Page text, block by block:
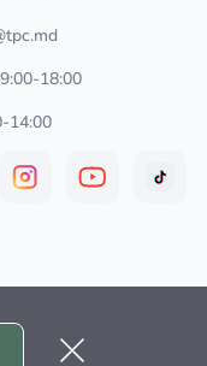
18:00
14:00